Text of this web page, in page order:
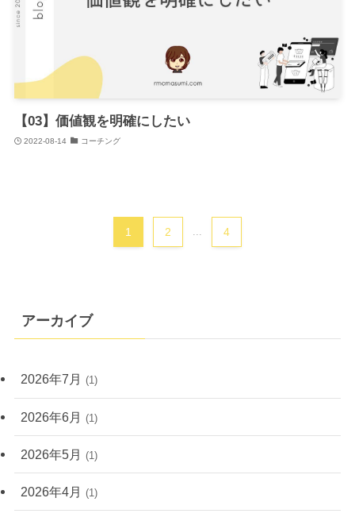
【03】価値観を明確にしたい
2022-08-14 コーチング
1 2 ... 4
アーカイブ
2026年7月 (1)
2026年6月 (1)
2026年5月 (1)
2026年4月 (1)